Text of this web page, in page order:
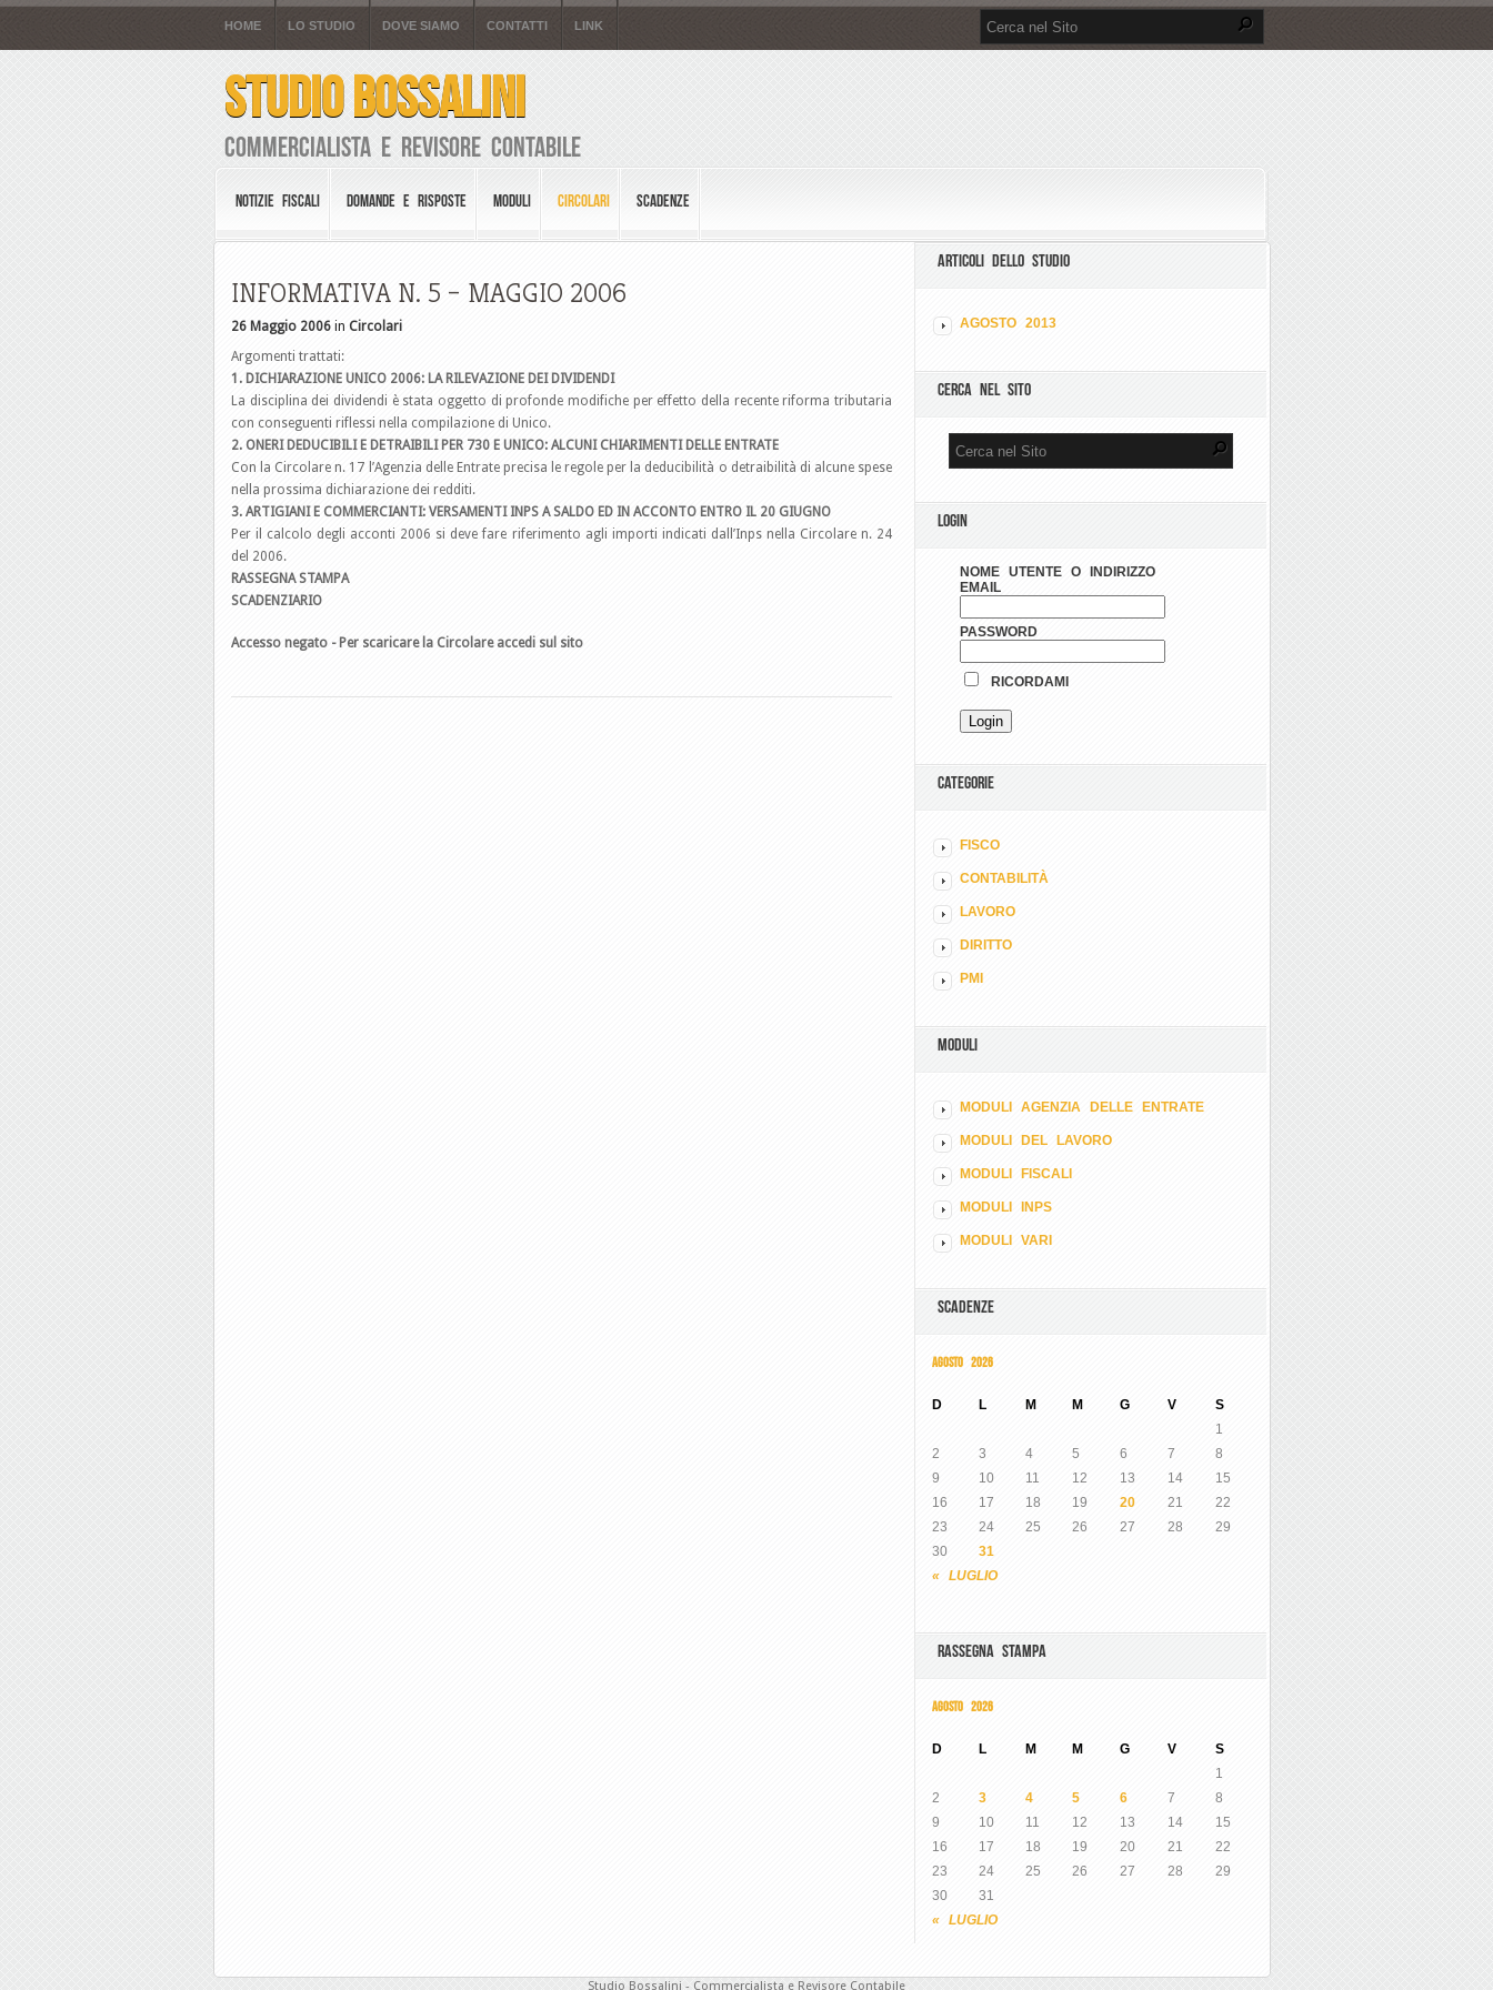
HOME LO STUDIO DOVE SIAMO CONTATTI LINK
STUDIO BOSSALINI
Commercialista e Revisore Contabile
NOTIZIE FISCALI DOMANDE E RISPOSTE MODULI CIRCOLARI SCADENZE
INFORMATIVA N. 5 – MAGGIO 2006
26 Maggio 2006 in Circolari
Argomenti trattati:
1. DICHIARAZIONE UNICO 2006: LA RILEVAZIONE DEI DIVIDENDI
La disciplina dei dividendi è stata oggetto di profonde modifiche per effetto della recente riforma tributaria
con conseguenti riflessi nella compilazione di Unico.
2. ONERI DEDUCIBILI E DETRAIBILI PER 730 E UNICO: ALCUNI CHIARIMENTI DELLE ENTRATE
Con la Circolare n. 17 l’Agenzia delle Entrate precisa le regole per la deducibilità o detraibilità di alcune spese
nella prossima dichiarazione dei redditi.
3. ARTIGIANI E COMMERCIANTI: VERSAMENTI INPS A SALDO ED IN ACCONTO ENTRO IL 20 GIUGNO
Per il calcolo degli acconti 2006 si deve fare riferimento agli importi indicati dall’Inps nella Circolare n. 24
del 2006.
RASSEGNA STAMPA
SCADENZIARIO
Accesso negato - Per scaricare la Circolare accedi sul sito
ARTICOLI DELLO STUDIO
AGOSTO 2013
CERCA NEL SITO
LOGIN
NOME UTENTE O INDIRIZZO
EMAIL
PASSWORD
RICORDAMI
CATEGORIE
FISCO
CONTABILITÀ
LAVORO
DIRITTO
PMI
MODULI
MODULI AGENZIA DELLE ENTRATE
MODULI DEL LAVORO
MODULI FISCALI
MODULI INPS
MODULI VARI
SCADENZE
AGOSTO 2026
D L M M G V S
« LUGLIO
1
2
3 4 5 6 7
8
9
10 11 12 13 14
15
16
17 18 19 20 21
22
23
24 25 26 27 28
29
30
31
RASSEGNA STAMPA
AGOSTO 2026
D L M M G V S
« LUGLIO
1
2
3 4 5 6 7
8
9
10 11 12 13 14
15
16
17 18 19 20 21
22
23
24 25 26 27 28
29
30
31
Studio Bossalini - Commercialista e Revisore Contabile